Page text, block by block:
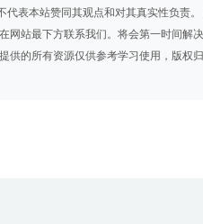
代表本站赞同其观点和对其真实性负责
网站最下方联系我们。将会第一时间
供的所有资源仅供参考学习使用，版权